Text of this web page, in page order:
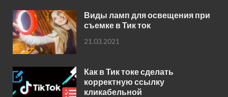
Виды ламп для освещения при
съемке в Тик ток
21.03.2021
Как в Тик токе сделать
корректную ссылку
кликабельной